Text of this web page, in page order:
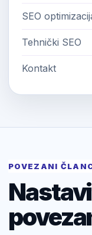
SEO
Tehnički SEO
Kontakt
POVEZANI